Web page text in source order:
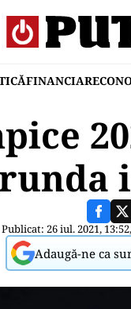
FINANCIAR
Publicat: 26 iul. 2021,
Adaugă-ne ca